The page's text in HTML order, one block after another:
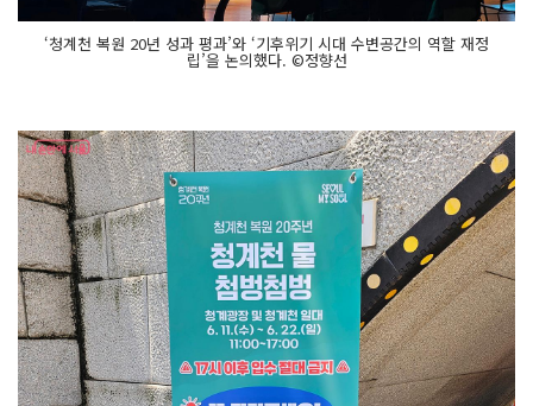
‘청계천 복원 20년 성과 평과’와 ‘기후위기 시대 수변공간의 역할 재정
립’을 논의했다. ©정향선